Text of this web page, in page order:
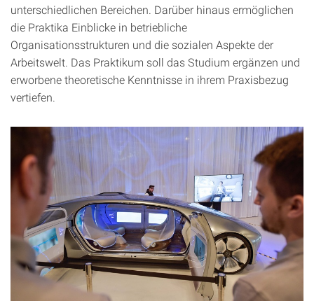
unterschiedlichen Bereichen. Darüber hinaus ermöglichen
die Praktika Einblicke in betriebliche
Organisationsstrukturen und die sozialen Aspekte der
Arbeitswelt. Das Praktikum soll das Studium ergänzen und
erworbene theoretische Kenntnisse in ihrem Praxisbezug
vertiefen.